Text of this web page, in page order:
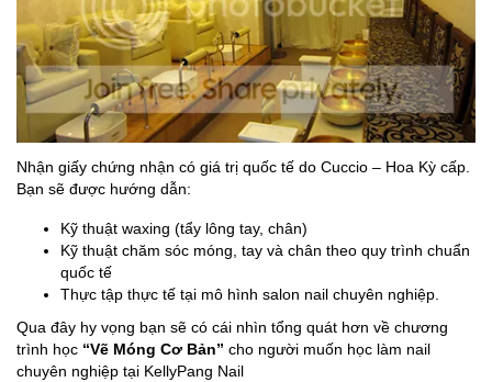
Nhận giấy chứng nhận có giá trị quốc tế do Cuccio – Hoa Kỳ cấp.
Bạn sẽ được hướng dẫn:
Kỹ thuật waxing (tẩy lông tay, chân)
Kỹ thuật chăm sóc móng, tay và chân theo quy trình chuẩn
quốc tế
Thực tập thực tế tại mô hình salon nail chuyên nghiệp.
Qua đây hy vọng bạn sẽ có cái nhìn tổng quát hơn về chương
trình học “Vẽ Móng Cơ Bản” cho người muốn học làm nail
chuyên nghiệp tại KellyPang Nail